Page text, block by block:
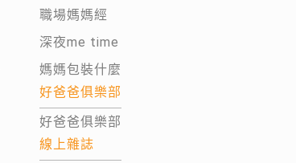
職場媽媽經
深夜me time
媽媽包裝什麼
好爸爸俱樂部
好爸爸俱樂部
線上雜誌